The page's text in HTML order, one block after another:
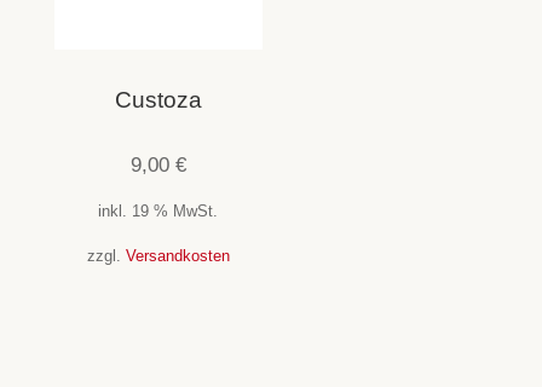
Custoza
9,00 €
inkl. 19 % MwSt.
zzgl. Versandkosten